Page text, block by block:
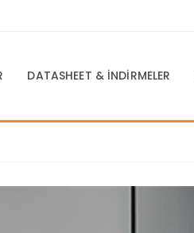
DATASHEET & İNDIRMELER